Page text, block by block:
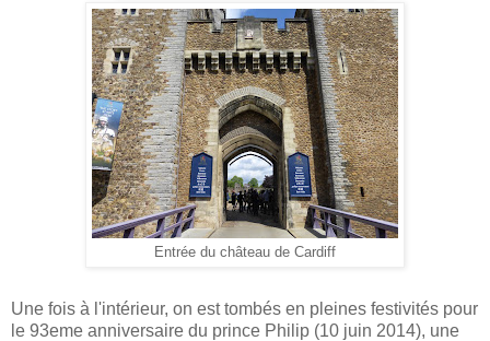
Entrée du château de Cardiff
Une fois à l'intérieur, on est tombés en pleines festivités pour
le 93eme anniversaire du prince Philip (10 juin 2014), une